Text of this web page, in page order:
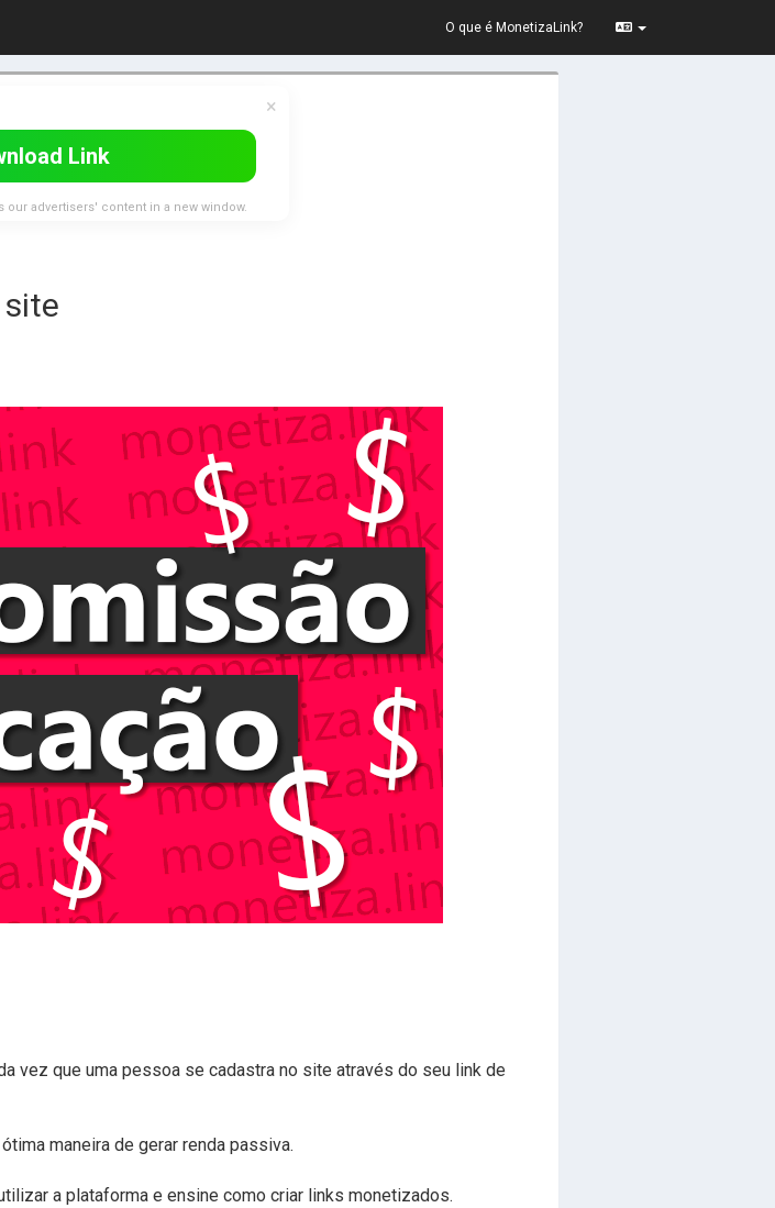
O que é MonetizaLink?
×
Link
our advertisers' content in a new window.
vez que uma pessoa se cadastra no site através do seu link de
maneira de gerar renda passiva.
a plataforma e ensine como criar links monetizados.